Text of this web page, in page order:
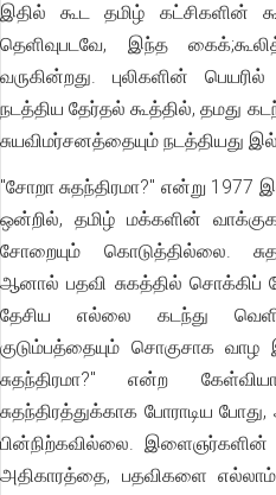
இதில் கூட தமிழ் கட்சிகளின்
தெளிவுபடவே, இந்த
வருகின்றது. புலிகளின்
நடத்திய தேர்தல் கூத்தில், தமது
சுயவிமர்சனத்தையும் நடத்தியது
"சோறா சுதந்திரமா?" என்று
ஒன்றில், தமிழ் மக்களின்
சோறையும் கொடுத்தில்லை.
ஆனால் பதவி சுகத்தில் சொக்கிப்
தேசிய எல்லை கடந்து
குடும்பத்தையும் சொகுசாக
சுதந்திரமா?" என்ற
சுதந்திரத்துக்காக போராடிய
பின்நிற்கவில்லை. இளைஞர்களின்
அதிகாரத்தை, பதவிகளை